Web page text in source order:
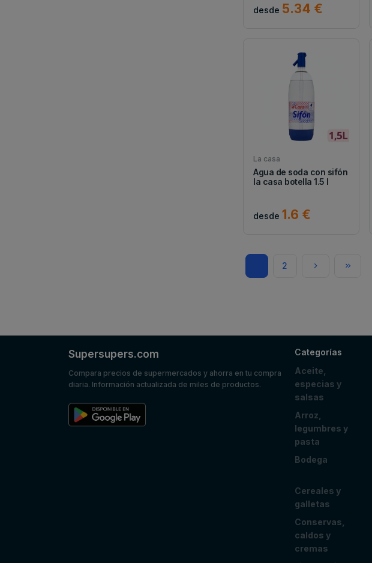
desde 5.34 €
La casa
Agua de soda con sifón
la casa botella 1.5 l
desde 1.6 €
2
Supersupers.com
Compara precios de supermercados y ahorra en tu compra
diaria. Información actualizada de miles de productos.
Categorías
Aceite,
especias y
salsas
Arroz,
legumbres y
pasta
Bodega
Cereales y
galletas
Conservas,
caldos y
cremas